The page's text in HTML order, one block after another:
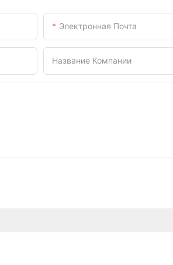
Электронная Почта
Название Компании